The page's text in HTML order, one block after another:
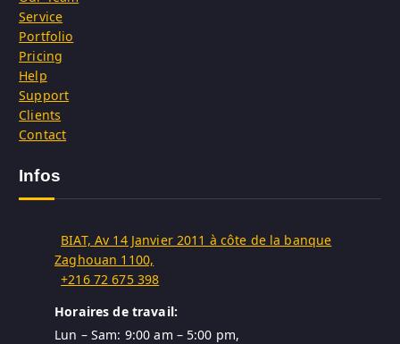
Service
Portfolio
Pricing
Help
Support
Clients
Contact
Infos
BIAT, Av 14 Janvier 2011 à côte de la banque
Zaghouan 1100,
+216 72 675 398
Horaires de travail:
Lun – Sam: 9:00 am – 5:00 pm,